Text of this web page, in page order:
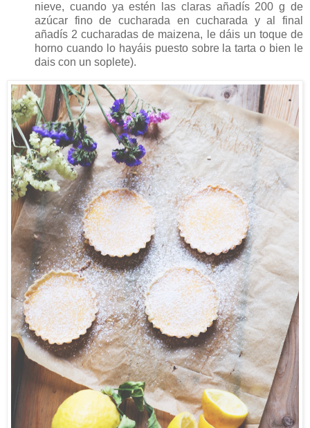
nieve, cuando ya estén las claras añadís 200 g de
azúcar fino de cucharada en cucharada y al final
añadís 2 cucharadas de maizena, le dáis un toque de
horno cuando lo hayáis puesto sobre la tarta o bien le
dais con un soplete).